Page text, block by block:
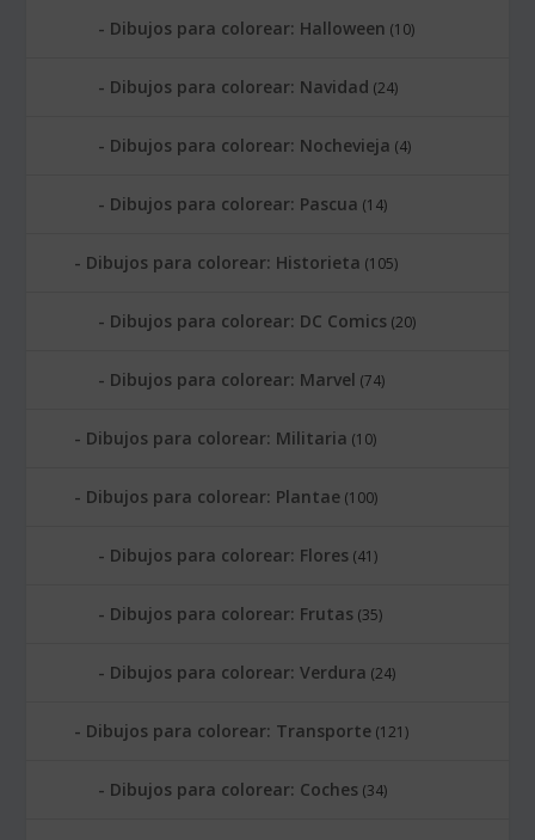
Dibujos para colorear: Halloween (10)
Dibujos para colorear: Navidad (24)
Dibujos para colorear: Nochevieja (4)
Dibujos para colorear: Pascua (14)
Dibujos para colorear: Historieta (105)
Dibujos para colorear: DC Comics (20)
Dibujos para colorear: Marvel (74)
Dibujos para colorear: Militaria (10)
Dibujos para colorear: Plantae (100)
Dibujos para colorear: Flores (41)
Dibujos para colorear: Frutas (35)
Dibujos para colorear: Verdura (24)
Dibujos para colorear: Transporte (121)
Dibujos para colorear: Coches (34)